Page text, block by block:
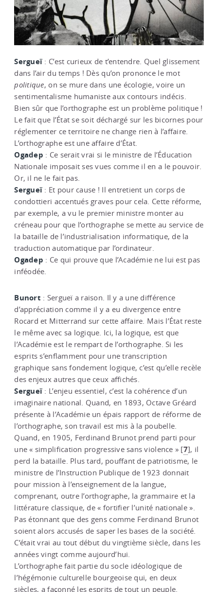
Sergueï : C’est curieux de t’entendre. Quel glissement
dans l’air du temps ! Dès qu’on prononce le mot
politique, on se mure dans une écologie, voire un
sentimentalisme humaniste aux contours indécis.
Bien sûr que l’orthographe est un problème politique !
Le fait que l’État se soit déchargé sur les bicornes pour
réglementer ce territoire ne change rien à l’affaire.
L’orthographe est une affaire d’État.
Ogadep : Ce serait vrai si le ministre de l’Éducation
Nationale imposait ses vues comme il en a le pouvoir.
Or, il ne le fait pas.
Sergueï : Et pour cause ! Il entretient un corps de
condottieri accentués graves pour cela. Cette réforme,
par exemple, a vu le premier ministre monter au
créneau pour que l’orthographe se mette au service de
la bataille de l’industrialisation informatique, de la
traduction automatique par l’ordinateur.
Ogadep : Ce qui prouve que l’Académie ne lui est pas
inféodée.
Bunort : Sergueï a raison. Il y a une différence
d’appréciation comme il y a eu divergence entre
Rocard et Mitterrand sur cette affaire. Mais l’État reste
le même avec sa logique. Ici, la logique, est que
l’Académie est le rempart de l’orthographe. Si les
esprits s’enflamment pour une transcription
graphique sans fondement logique, c’est qu’elle recèle
des enjeux autres que ceux affichés.
Sergueï : L’enjeu essentiel, c’est la cohérence d’un
imaginaire national. Quand, en 1893, Octave Gréard
présente à l’Académie un épais rapport de réforme de
l’orthographe, son travail est mis à la poubelle.
Quand, en 1905, Ferdinand Brunot prend parti pour
une « simplification progressive sans violence » [7], il
perd la bataille. Plus tard, pouffant de patriotisme, le
ministre de l’Instruction Publique de 1923 donnait
pour mission à l’enseignement de la langue,
comprenant, outre l’orthographe, la grammaire et la
littérature classique, de « fortifier l’unité nationale ».
Pas étonnant que des gens comme Ferdinand Brunot
soient alors accusés de saper les bases de la société.
C’était vrai au tout début du vingtième siècle, dans les
années vingt comme aujourd’hui.
L’orthographe fait partie du socle idéologique de
l’hégémonie culturelle bourgeoise qui, en deux
siècles, a façonné les esprits de tout un peuple.